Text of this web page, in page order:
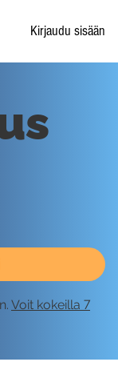
Kirjaudu sisään
Voit kokeilla 7